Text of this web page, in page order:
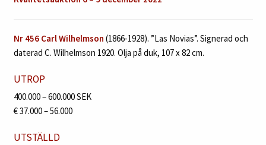
Nr 456 Carl Wilhelmson (1866-1928). ”Las Novias”. Signerad och
daterad C. Wilhelmson 1920. Olja på duk, 107 x 82 cm.
UTROP
400.000 – 600.000 SEK
€ 37.000 – 56.000
UTSTÄLLD